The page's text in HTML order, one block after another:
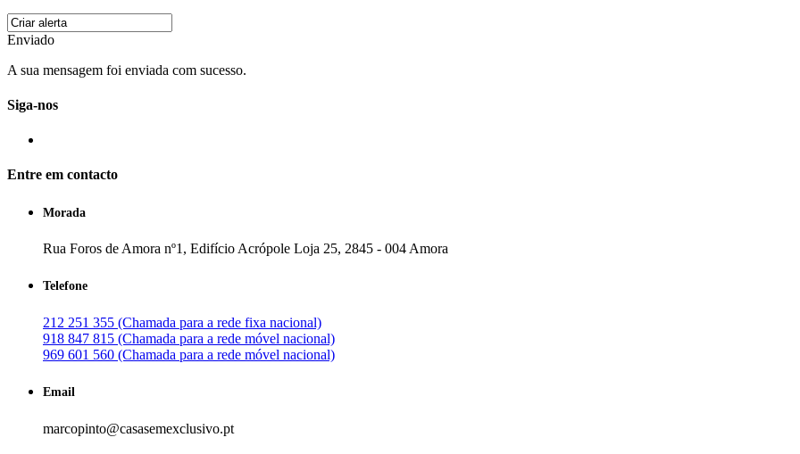
Enviado
A sua mensagem foi enviada com sucesso.
Siga-nos
Entre em contacto
Morada
Rua Foros de Amora nº1, Edifício Acrópole Loja 25, 2845 - 004 Amora
Telefone
212 251 355 (Chamada para a rede fixa nacional)
918 847 815 (Chamada para a rede móvel nacional)
969 601 560 (Chamada para a rede móvel nacional)
Email
marcopinto@casasemexclusivo.pt